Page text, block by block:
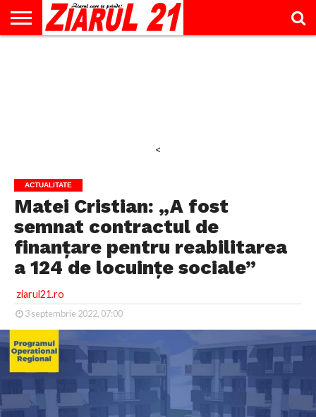
<
ACTUALITATE
Matei Cristian: „A fost
semnat contractul de
finanțare pentru reabilitarea
a 124 de locuințe sociale”
ziarul21.ro
3 septembrie 2022, 07:00